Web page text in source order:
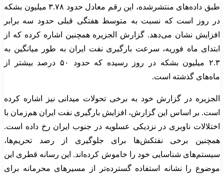
طبق داده‌های منتشرشده، این رقم معادل حدود ۳.۷۸ میلیون بشکه
در روز است که نسبت به متوسط هفتگی قبلی حدود سه برابر
افزایش نشان می‌دهد. گزارش الجزیره همچنین اشاره کرده که از
ابتدای ماه فوریه، سرعت بارگیری نفت ایران به طور میانگین به
۲.۳ میلیون بشکه در روز رسیده که حدود ۵۰ درصد بیشتر از
ماه‌های گذشته است.
الجزیره در گزارش خود به برخی تحولات میدانی نیز اشاره کرده
است. بر اساس این گزارش، افزایش بارگیری نفت ایران هم‌زمان با
اختلالات ناوبری در نزدیکی عسلویه در جنوب ایران رخ داده است.
همچنین برخی نفتکش‌ها برای جلوگیری از رصد تحریم‌ها،
سیستم‌های شناسایی خود را خاموش کرده‌اند. این رسانه قطری این
موضوع را نشانه استفاده گسترده‌تر از مسیرهای محرمانه برای